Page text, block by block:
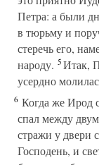
Петра: а были
в тюрьму и
стеречь его,
народу. 5Итак,
усердно
6 Когда же Ирод
спал между
стражи у двери
Господень, и